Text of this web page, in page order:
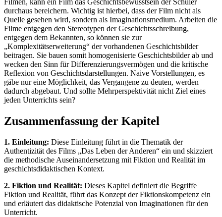
Filmen, kann ein Film das Geschichtsbewusstsein der Schüler
durchaus bereichern. Wichtig ist hierbei, dass der Film nicht als
Quelle gesehen wird, sondern als Imaginationsmedium. Arbeiten die
Filme entgegen den Stereotypen der Geschichtsschreibung,
entgegen dem Bekannten, so können sie zur
„Komplexitätserweiterung“ der vorhandenen Geschichtsbilder
beitragen. Sie bauen somit homogenisierte Geschichtsbilder ab und
wecken den Sinn für Differenzierungsvermögen und die kritische
Reflexion von Geschichtsdarstellungen. Naive Vorstellungen, es
gäbe nur eine Möglichkeit, das Vergangene zu deuten, werden
dadurch abgebaut. Und sollte Mehrperspektivität nicht Ziel eines
jeden Unterrichts sein?
Zusammenfassung der Kapitel
1. Einleitung: Diese Einleitung führt in die Thematik der
Authentizität des Films „Das Leben der Anderen“ ein und skizziert
die methodische Auseinandersetzung mit Fiktion und Realität im
geschichtsdidaktischen Kontext.
2. Fiktion und Realität: Dieses Kapitel definiert die Begriffe
Fiktion und Realität, führt das Konzept der Fiktionskompetenz ein
und erläutert das didaktische Potenzial von Imaginationen für den
Unterricht.